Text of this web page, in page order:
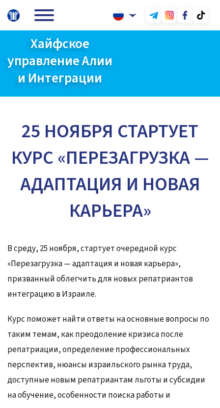
Хайфское
управление Алии
и Интеграции
25 НОЯБРЯ СТАРТУЕТ
КУРС «ПЕРЕЗАГРУЗКА —
АДАПТАЦИЯ И НОВАЯ
КАРЬЕРА»
В среду, 25 ноября, стартует очередной курс
«Перезагрузка — адаптация и новая карьера»,
призванный облегчить для новых репатриантов
интеграцию в Израиле.
Курс поможет найти ответы на основные вопросы по
таким темам, как преодоление кризиса после
репатриации, определение профессиональных
перспектив, нюансы израильского рынка труда,
доступные новым репатриантам льготы и субсидии
на обучение, особенности поиска работы и